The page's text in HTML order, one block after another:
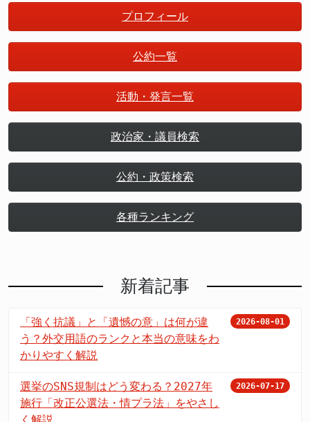
プロフィール
公約一覧
活動・発言一覧
政治家・議員検索
公約・政策検索
各種ランキング
新着記事
「強く抗議」と「遺憾の意」は何が違
う？外交用語のランクと本当の意味をわ
かりやすく解説
2026-08-01
選挙のSNS規制はどう変わる？2027年
施行「改正公選法・情プラ法」をやさし
2026-07-17